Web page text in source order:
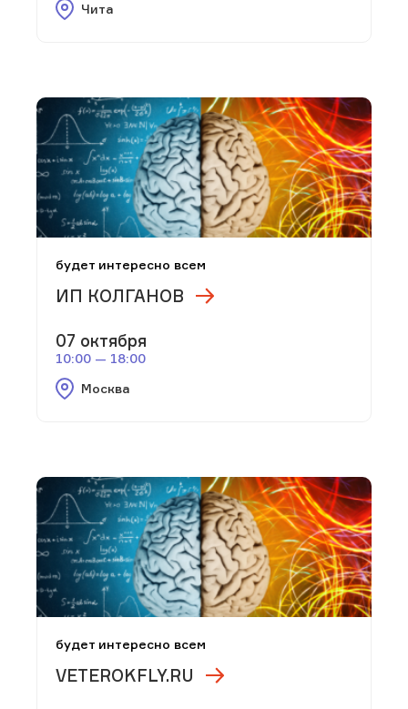
Чита
будет интересно всем
ИП КОЛГАНОВ
07 октября
10:00 — 18:00
Москва
будет интересно всем
VETEROKFLY.RU